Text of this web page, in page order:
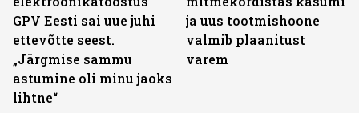
GPV Eesti sai uue juhi
ettevõtte seest.
„Järgmise sammu
astumine oli minu jaoks
lihtne“
ja uus tootmishoone
valmib plaanitust
varem